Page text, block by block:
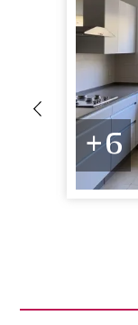
6+